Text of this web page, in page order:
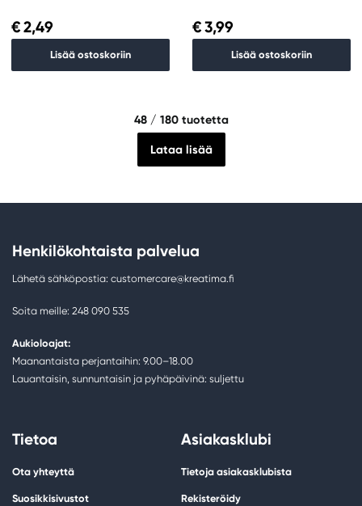
€ 2,49
Lisää ostoskoriin
€ 3,99
Lisää ostoskoriin
48/ 180 tuotetta
Lataa lisää
Henkilökohtaista palvelua
Lähetä sähköpostia: customercare@kreatima.fi
Soita meille: 248 090 535
Aukioloajat:
Maanantaista perjantaihin: 9.00–18.00
Lauantaisin, sunnuntaisin ja pyhäpäivinä: suljettu
Tietoa
Ota yhteyttä
Suosikkisivustot
Asiakasklubi
Tietoja asiakasklubista
Rekisteröidy